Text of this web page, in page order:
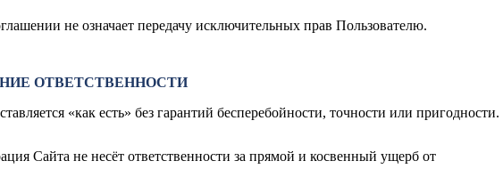
не означает передачу исключительных прав Пользователю.
ОТВЕТСТВЕННОСТИ
«как есть» без гарантий бесперебойности, точности или пригодности.
Сайта не несёт ответственности за прямой и косвенный ущерб от